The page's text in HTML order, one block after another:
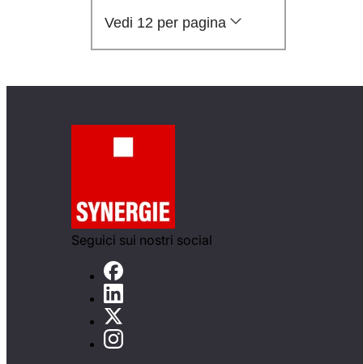
Vedi 12 per pagina
Seguici sui nostri social